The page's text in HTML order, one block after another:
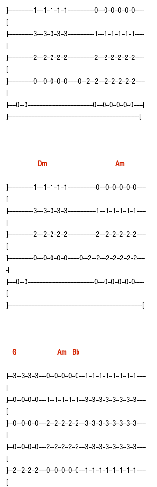
]-----------------1----1--1--1--1------------------0----0--0--0--0--0------
[
]-----------------3----3--3--3--3------------------1----1--1--1--1--1------
[
]-----------------2----2--2--2--2------------------2----2--2--2--2--2------
[
]-----------------0----0--0--0--0-------0---2---2----2--2--2--2--2------
[
]-----0---3--------------------------------------------0----0--0--0--0--0------[
]-----------------------------------------------------------------------------------------[
   Dm                                   Am
]-----------------1----1--1--1--1-------------------0----0--0--0--0--0------
[
]-----------------3----3--3--3--3-------------------1----1--1--1--1--1------
[
]-----------------2----2--2--2--2-------------------2----2--2--2--2--2------
[
]-----------------0----0--0--0--0--------0---2---2----2--2--2--2--2-----
-[
]-----0---3---------------------------------------------0----0--0--0--0--0------
[
]-------------------------------------------------------------------------------------------[
   G                     Am   Bb
]---3---3--3--3-----0---0--0--0--0----1--1--1--1--1--1--1--1------
[
]---0---0--0--0-----1---1--1--1--1----3--3--3--3--3--3--3--3------
[
]---0---0--0--0-----2---2--2--2--2----3--3--3--3--3--3--3--3------
[
]---0---0--0--0-----2---2--2--2--2----3--3--3--3--3--3--3--3------
[
]---2---2--2--2-----0---0--0--0--0----1--1--1--1--1--1--1--1------
[